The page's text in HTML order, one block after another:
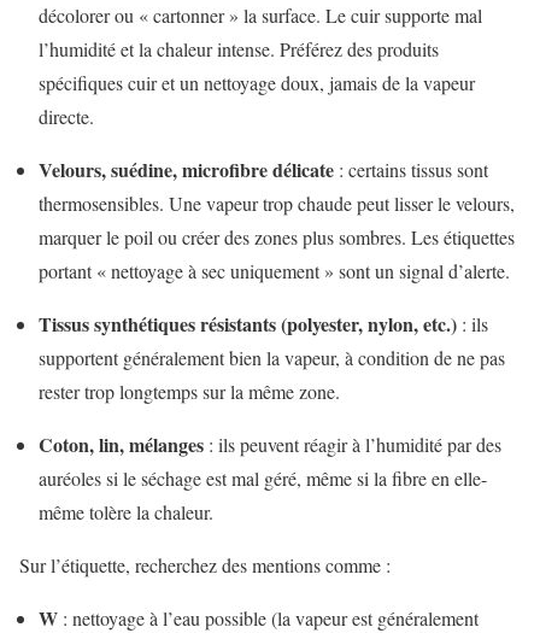
décolorer ou « cartonner » la surface. Le cuir supporte mal
l’humidité et la chaleur intense. Préférez des produits
spécifiques cuir et un nettoyage doux, jamais de la vapeur
directe.
Velours, suédine, microfibre délicate : certains tissus sont
thermosensibles. Une vapeur trop chaude peut lisser le velours,
marquer le poil ou créer des zones plus sombres. Les étiquettes
portant « nettoyage à sec uniquement » sont un signal d’alerte.
Tissus synthétiques résistants (polyester, nylon, etc.) : ils
supportent généralement bien la vapeur, à condition de ne pas
rester trop longtemps sur la même zone.
Coton, lin, mélanges : ils peuvent réagir à l’humidité par des
auréoles si le séchage est mal géré, même si la fibre en elle-
même tolère la chaleur.
Sur l’étiquette, recherchez des mentions comme :
W : nettoyage à l’eau possible (la vapeur est généralement